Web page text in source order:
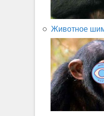
Животное